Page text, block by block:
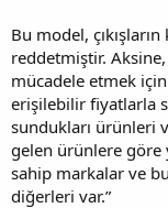
Bu model,
reddetmiştir.
mücadele etmek
erişilebilir fiyatlarla
sundukları ürünleri
gelen ürünlere göre
sahip markalar ve
diğerleri var.”